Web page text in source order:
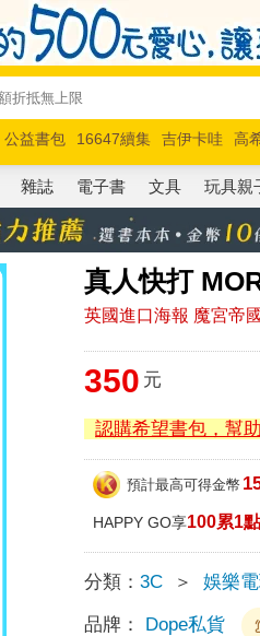
公益書包 16647續集 吉伊卡哇 高
馬斯克 玩具總動員5 超慢跑
雜誌 電子書 文具 玩具親
真人快打
英國進口海報 魔宮帝國
350 元
認購希望書包，幫
預計最高可得金幣
HAPPY GO享100累1
分類：3C ＞ 娛樂
品牌： Dope私貨